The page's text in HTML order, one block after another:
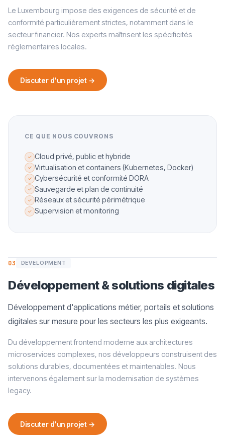
Le Luxembourg impose des exigences de sécurité et de
conformité particulièrement strictes, notamment dans le
secteur financier. Nos experts maîtrisent les spécificités
réglementaires locales.
Discuter d'un projet →
CE QUE NOUS COUVRONS
✓ Cloud privé, public et hybride
✓ Virtualisation et containers (Kubernetes, Docker)
✓ Cybersécurité et conformité DORA
✓ Sauvegarde et plan de continuité
✓ Réseaux et sécurité périmétrique
✓ Supervision et monitoring
03 DEVELOPMENT
Développement & solutions digitales
Développement d'applications métier, portails et solutions
digitales sur mesure pour les secteurs les plus exigeants.
Du développement frontend moderne aux architectures
microservices complexes, nos développeurs construisent des
solutions durables, documentées et maintenables. Nous
intervenons également sur la modernisation de systèmes
legacy.
Discuter d'un projet →